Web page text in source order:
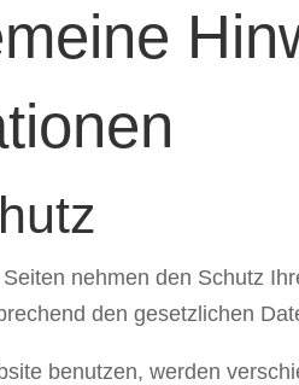
nehmen den Schutz
den gesetzlichen
benutzen, werden